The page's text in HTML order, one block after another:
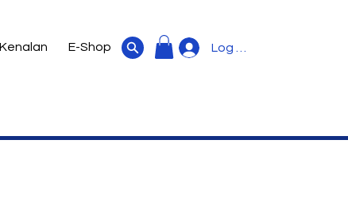
Kenalan E-Shop Log Masuk